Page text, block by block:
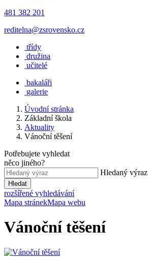
481 382 201
reditelna@zsrovensko.cz
třídy
družina
učitelé
bakaláři
galerie
Úvodní stránka
Základní škola
Aktuality
Vánoční těšení
Potřebujete vyhledat
něco jiného?
Hledaný výraz
Hledat
rozšířené vyhledávání
Mapa stránekMapa webu
Vánoční těšení